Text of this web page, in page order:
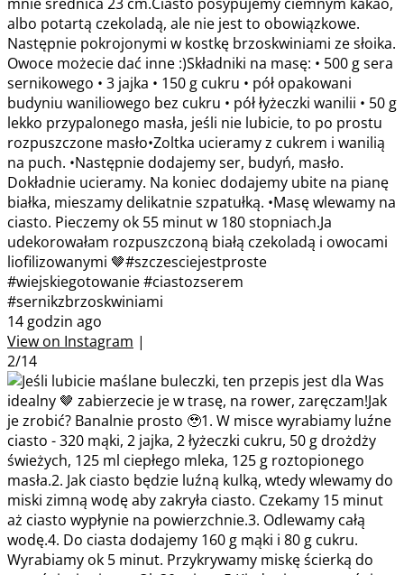
albo potartą czekoladą, ale nie jest to obowiązkowe.
Następnie pokrojonymi w kostkę brzoskwiniami ze słoika.
Owoce możecie dać inne :)Składniki na masę: • 500 g sera
sernikowego • 3 jajka • 150 g cukru • pół opakowani
budyniu waniliowego bez cukru • pół łyżeczki wanilii • 50 g
lekko przypalonego masła, jeśli nie lubicie, to po prostu
rozpuszczone masło•Zoltka ucieramy z cukrem i wanilią
na puch. •Następnie dodajemy ser, budyń, masło.
Dokładnie ucieramy. Na koniec dodajemy ubite na pianę
białka, mieszamy delikatnie szpatułką. •Masę wlewamy na
ciasto. Pieczemy ok 55 minut w 180 stopniach.Ja
udekorowałam rozpuszczoną białą czekoladą i owocami
liofilizowanymi 🤎#szczesciejestproste
#wiejskiegotowanie #ciastozserem
#sernikzbrzoskwiniami
14 godzin ago
View on Instagram |
2/14